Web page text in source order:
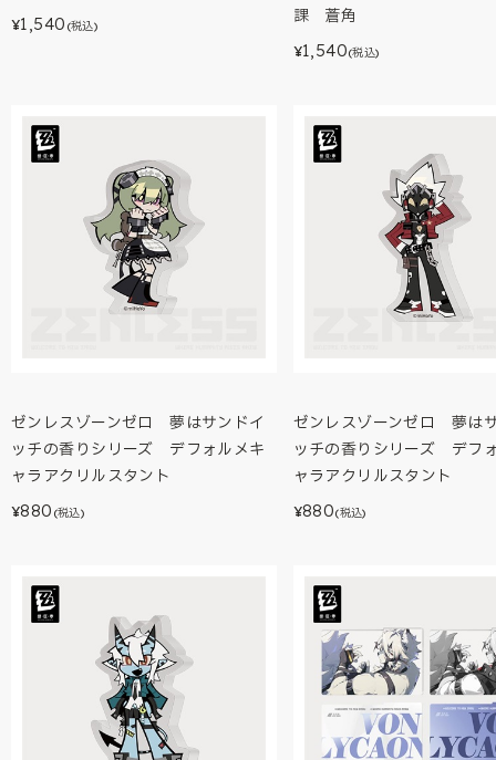
¥1,540 (税込)
課 蒼角
¥1,540(税込)
ゼンレスゾーンゼロ 夢はサンドイ
ッチの香りシリーズ デフォルメキ
ャラアクリルスタント
¥880 (税込)
ゼンレスゾーンゼロ 夢は
ッチの香りシリーズ デフ
ャラアクリルスタント
¥880(税込)